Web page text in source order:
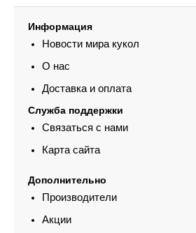
Информация
Новости мира кукол
О нас
Доставка и оплата
Служба поддержки
Связаться с нами
Карта сайта
Дополнительно
Производители
Акции